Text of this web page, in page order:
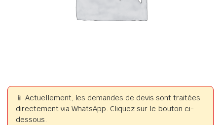
📱 Actuellement, les demandes de devis sont traitées
directement via WhatsApp. Cliquez sur le bouton ci-
dessous.